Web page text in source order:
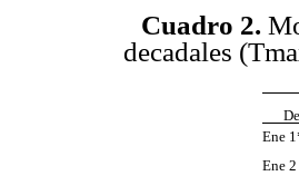
Cuadro 2.
decadales
Ene
Ene 2